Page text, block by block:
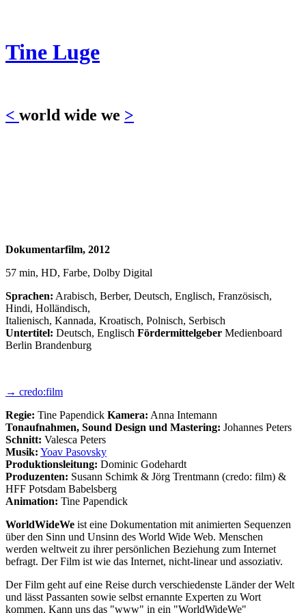
Tine Luge
< world wide we >
Dokumentarfilm, 2012
57 min, HD, Farbe, Dolby Digital
Sprachen: Arabisch, Berber, Deutsch, Englisch, Französisch,
Hindi, Holländisch,
Italienisch, Kannada, Kroatisch, Polnisch, Serbisch
Untertitel: Deutsch, Englisch Fördermittelgeber Medienboard
Berlin Brandenburg
→ credo:film
Regie: Tine Papendick Kamera: Anna Intemann
Tonaufnahmen, Sound Design und Mastering: Johannes Peters
Schnitt: Valesca Peters
Musik: Yoav Pasovsky
Produktionsleitung: Dominic Godehardt
Produzenten: Susann Schimk & Jörg Trentmann (credo: film) &
HFF Potsdam Babelsberg
Animation: Tine Papendick
WorldWideWe ist eine Dokumentation mit animierten Sequenzen
über den Sinn und Unsinn des World Wide Web. Menschen
werden weltweit zu ihrer persönlichen Beziehung zum Internet
befragt. Der Film ist wie das Internet, nicht-linear und assoziativ.
Der Film geht auf eine Reise durch verschiedenste Länder der Welt
und lässt Passanten sowie selbst ernannte Experten zu Wort
kommen. Kann uns das "www" in ein "WorldWideWe"